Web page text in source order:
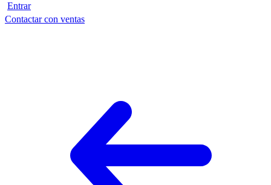
Entrar
Contactar con ventas